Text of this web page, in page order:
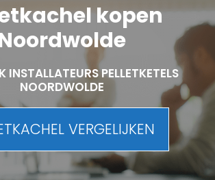
kopen
INSTALLATEURS PELLETKETELS
NOORDWOLDE
VERGELIJKEN